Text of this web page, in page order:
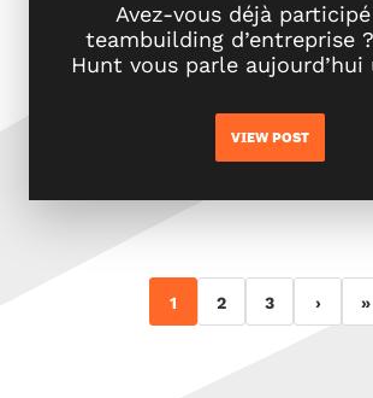
Avez-vous déjà
teambuilding d’entreprise
Hunt vous parle aujourd’hui
VIEW POST
1 2 3 › »